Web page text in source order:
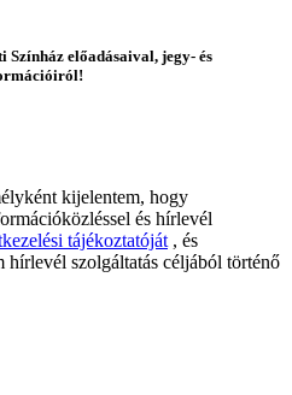
előadásaival, jegy- és
kijelentem, hogy
és hírlevél
tájékoztatóját , és
hírlevél szolgáltatás céljából történő